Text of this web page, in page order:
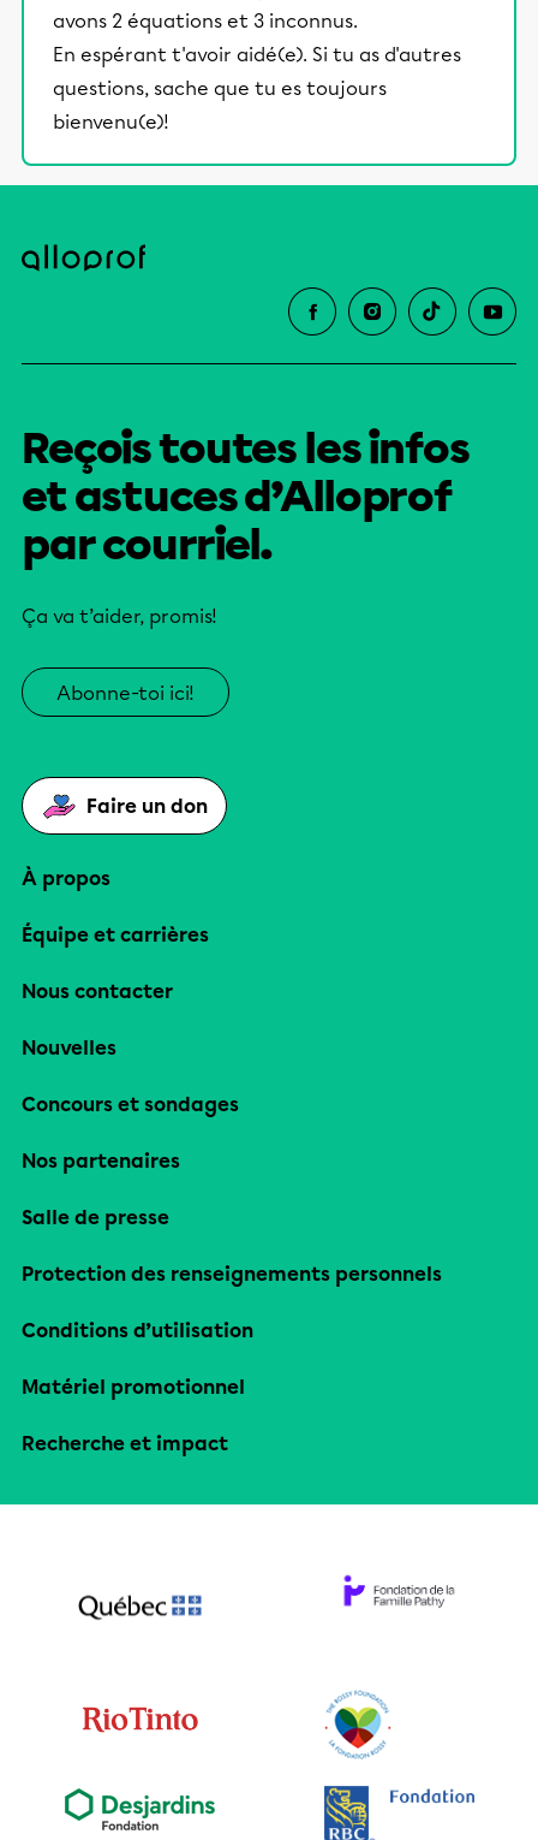
avons 2 équations et 3 inconnus.
En espérant t'avoir aidé(e). Si tu as d'autres
questions, sache que tu es toujours
bienvenu(e)!
Reçois toutes les infos
et astuces d’Alloprof
par courriel.
Ça va t’aider, promis!
Abonne-toi ici!
Faire un don
À propos
Équipe et carrières
Nous contacter
Nouvelles
Concours et sondages
Nos partenaires
Salle de presse
Protection des renseignements personnels
Conditions d’utilisation
Matériel promotionnel
Recherche et impact